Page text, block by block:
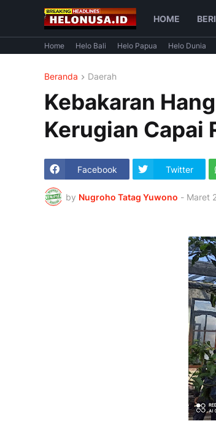
HOME
Home Helo Bali Helo Papua Helo Dunia
Beranda Daerah
Kebakaran
Kerugian Capai
Facebook Twitter
by Nugroho Tatag Yuwono - Maret